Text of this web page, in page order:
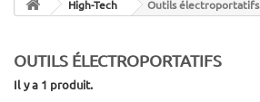
High-Tech Outils électroportatifs
OUTILS ÉLECTROPORTATIFS
Il y a 1 produit.